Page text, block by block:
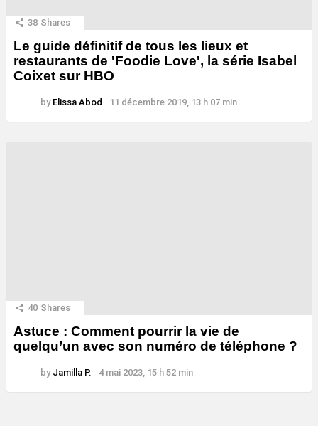
38 Shares
Le guide définitif de tous les lieux et
restaurants de 'Foodie Love', la série Isabel
Coixet sur HBO
by Elissa Abod 11 décembre 2019, 13 h 07 min
40 Shares
Astuce : Comment pourrir la vie de
quelqu’un avec son numéro de téléphone ?
by Jamilla P. 4 mai 2023, 15 h 52 min